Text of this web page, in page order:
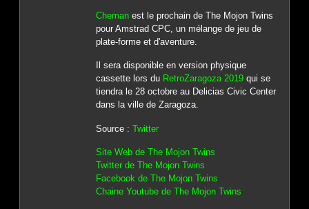
Chemanest le prochain de The Mojon Twins
pour Amstrad CPC, un mélange de jeu de
plate-forme et d'aventure.
Il sera disponible en version physique
cassette lors du RetroZaragoza 2019qui se
tiendra le 28 octobre au Delicias Civic Center
dans la ville de Zaragoza.
Source : Twitter
Site Web de The Mojon Twins
Twitter de The Mojon Twins
Facebook de The Mojon Twins
Chaine Youtube de The Mojon Twins